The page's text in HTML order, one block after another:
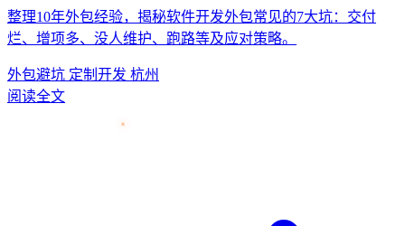
整理10年外包经验，揭秘软件开发外包常见的7大坑：交付
烂、增项多、没人维护、跑路等及应对策略。
外包避坑 定制开发 杭州
阅读全文